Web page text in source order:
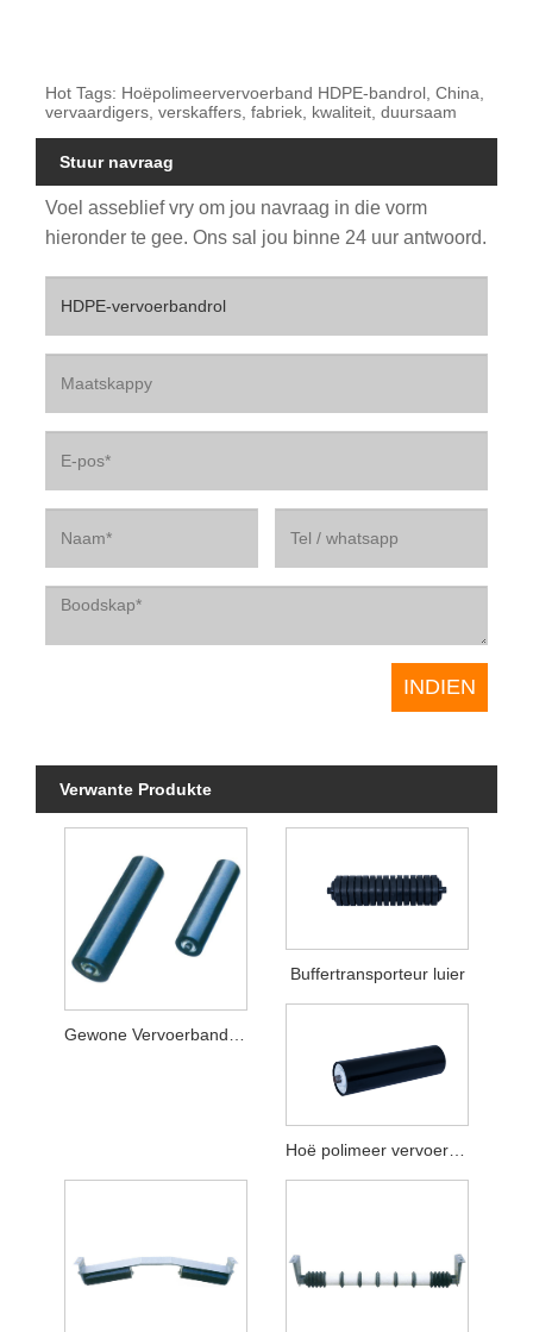
Hot Tags: Hoëpolimeervervoerband HDPE-bandrol, China,
vervaardigers, verskaffers, fabriek, kwaliteit, duursaam
Stuur navraag
Voel asseblief vry om jou navraag in die vorm
hieronder te gee. Ons sal jou binne 24 uur antwoord.
Verwante Produkte
Buffertransporteur luier